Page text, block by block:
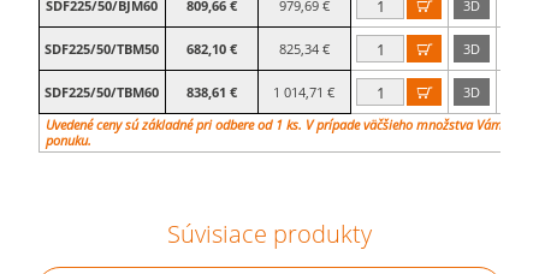
SDF225/50/BJM60 809,66 € 979,69 €  3D
SDF225/50/TBM50 682,10 € 825,34 €  3D
SDF225/50/TBM60 838,61 € 1 014,71 €  3D
Uvedené ceny sú základné pri odbere od 1 ks. V prípade väčšieho množstva Vám
ponuku.
Súvisiace produkty